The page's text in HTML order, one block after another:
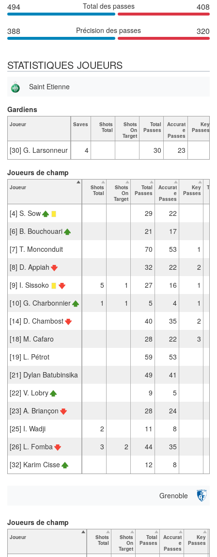
494 Total des passes 408
388 Précision des passes 320
STATISTIQUES JOUEURS
Saint Etienne
Joueur Saves
Shots
Total
Shots
On
Target
Total
Passes
Accurat
e
Passes
Key
Passes
[30] G. Larsonneur 4 30 23
Gardiens
Joueur
Shots
Total
Shots
On
Target
Total
Passes
Accurat
e
Passes
Key
Passes
[4] S. Sow 29
22
[6] B. Bouchouari
21
17
[7] T. Monconduit
70 53
1
[8] D. Appiah
32 22
2
[9] I. Sissoko
5 1 27 16
1
[10] G. Charbonnier
1 1 5 4
1
[14] D. Chambost
40 35
2
[18] M. Cafaro
28 22
3
[19] L. Pétrot
59
53
[21] Dylan Batubinsika
49
41
[22] V. Lobry
9
5
[23] A. Briançon
28
24
[25] I. Wadji
2 11
8
[26] L. Fomba
3 2 44
35
[32] Karim Cisse
12 8
Joueurs de champ
Grenoble
Joueur
Shots
Total
Shots
On
Target
Total
Passes
Accurat
e
Passes
Key
Passes
Joueurs de champ